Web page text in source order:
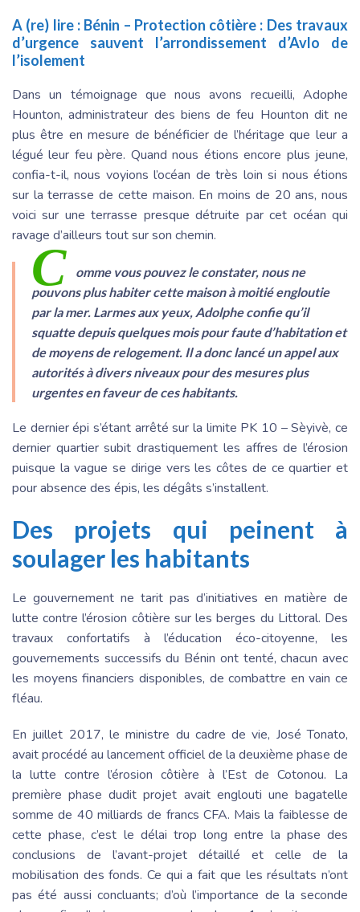
A (re) lire : Bénin – Protection côtière : Des travaux
d’urgence sauvent l’arrondissement d’Avlo de
l’isolement
Dans un témoignage que nous avons recueilli, Adophe
Hounton, administrateur des biens de feu Hounton dit ne
plus être en mesure de bénéficier de l’héritage que leur a
légué leur feu père. Quand nous étions encore plus jeune,
confia-t-il, nous voyions l’océan de très loin si nous étions
sur la terrasse de cette maison. En moins de 20 ans, nous
voici sur une terrasse presque détruite par cet océan qui
ravage d’ailleurs tout sur son chemin.
C
omme vous pouvez le constater, nous ne
pouvons plus habiter cette maison à moitié engloutie
par la mer. Larmes aux yeux, Adolphe confie qu’il
squatte depuis quelques mois pour faute d’habitation et
de moyens de relogement. Il a donc lancé un appel aux
autorités à divers niveaux pour des mesures plus
urgentes en faveur de ces habitants.
Le dernier épi s’étant arrêté sur la limite PK 10 – Sèyivè, ce
dernier quartier subit drastiquement les affres de l’érosion
puisque la vague se dirige vers les côtes de ce quartier et
pour absence des épis, les dégâts s’installent.
Des projets qui peinent à
soulager les habitants
Le gouvernement ne tarit pas d’initiatives en matière de
lutte contre l’érosion côtière sur les berges du Littoral. Des
travaux confortatifs à l’éducation éco-citoyenne, les
gouvernements successifs du Bénin ont tenté, chacun avec
les moyens financiers disponibles, de combattre en vain ce
fléau.
En juillet 2017, le ministre du cadre de vie, José Tonato,
avait procédé au lancement officiel de la deuxième phase de
la lutte contre l’érosion côtière à l’Est de Cotonou. La
première phase dudit projet avait englouti une bagatelle
somme de 40 milliards de francs CFA. Mais la faiblesse de
cette phase, c’est le délai trop long entre la phase des
conclusions de l’avant-projet détaillé et celle de la
mobilisation des fonds. Ce qui a fait que les résultats n’ont
pas été aussi concluants; d’où l’importance de la seconde